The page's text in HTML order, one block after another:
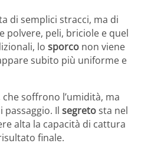
di semplici stracci, ma di
peli, briciole e quel
lo sporco non viene
subito più uniforme e
che soffrono l’umidità, ma
Il segretosta nel
alta la capacità di cattura
finale.